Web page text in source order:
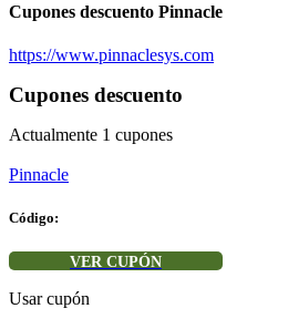
Cupones descuento Pinnacle
https://www.pinnaclesys.com
Cupones descuento
Actualmente 1 cupones
Pinnacle
Código:
VER CUPÓN
Usar cupón